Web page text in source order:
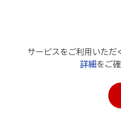
サービスをご利用いただ
詳細をご